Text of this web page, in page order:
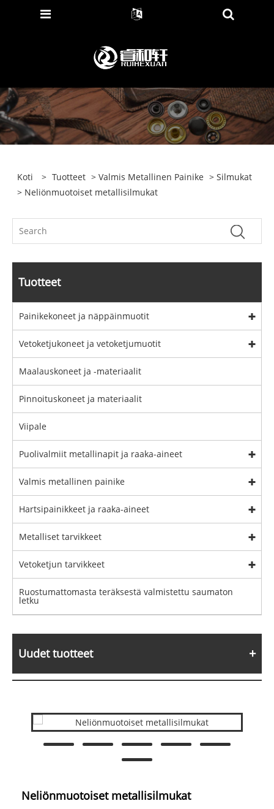
Koti > Tuotteet >Valmis Metallinen Painike >Silmukat
> Neliönmuotoiset metallisilmukat
Tuotteet
Painikekoneet ja näppäinmuotit
Vetoketjukoneet ja vetoketjumuotit
Maalauskoneet ja -materiaalit
Pinnoituskoneet ja materiaalit
Viipale
Puolivalmiit metallinapit ja raaka-aineet
Valmis metallinen painike
Hartsipainikkeet ja raaka-aineet
Metalliset tarvikkeet
Vetoketjun tarvikkeet
Ruostumattomasta teräksestä valmistettu saumaton
letku
Uudet tuotteet
Neliönmuotoiset metallisilmukat